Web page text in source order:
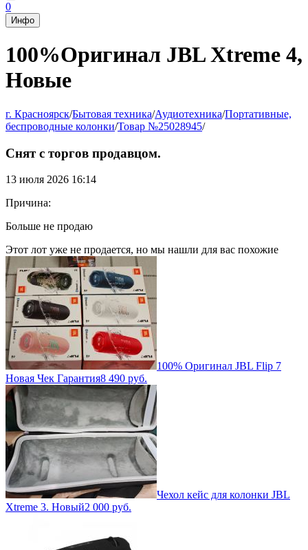
0
Инфо
100%Оригинал JBL Xtreme 4,
Новые
г. Красноярск/Бытовая техника/Аудиотехника/Портативные,
беспроводные колонки/Товар №25028945/
Снят с торгов продавцом.
13 июля 2026 16:14
Причина:
Больше не продаю
Этот лот уже не продается, но мы нашли для вас похожие
100% Оригинал JBL Flip 7
Новая Чек Гарантия8 490 руб.
Чехол кейс для колонки JBL
Xtreme 3. Новый2 000 руб.